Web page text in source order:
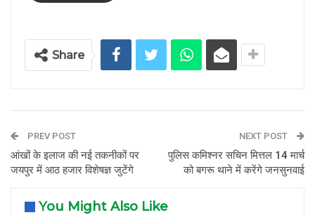
Share
PREV POST
आंखों के इलाज की नई तकनीकों पर
जयपुर में आठ हजार विशेषज्ञ जुटेंगे
NEXT POST
पुलिस कमिश्नर सचिन मित्तल 14 मार्च
को बगरू थाने में करेंगे जनसुनवाई
You Might Also Like